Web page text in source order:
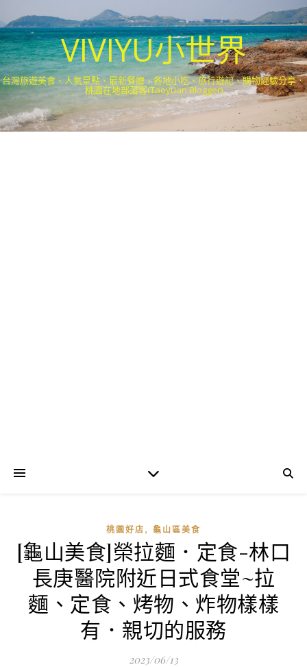
VIVIYU小世界
台灣旅遊美食、人氣景點、最新餐廳、各地小吃、旅行遊記、購物經驗分享．
桃園在地部落客(Taoyuan Blogger)
桃園好店 , 龜山區美食
[龜山美食]榮拉麵．定食-林口
長庚醫院附近日式食堂~拉
麵、定食、烤物、炸物樣樣
有．親切的服務
2023/06/13